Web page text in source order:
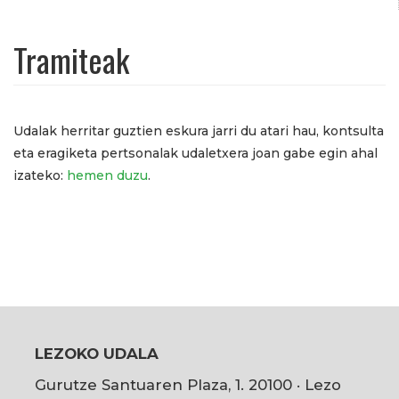
Tramiteak
Udalak herritar guztien eskura jarri du atari hau, kontsulta
eta eragiketa pertsonalak udaletxera joan gabe egin ahal
izateko: hemen duzu.
LEZOKO UDALA
Gurutze Santuaren Plaza, 1. 20100 · Lezo